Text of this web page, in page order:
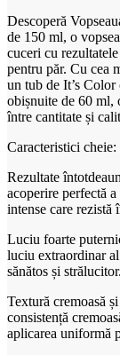
Descoperă
de 150 ml, o
cuceri cu
pentru păr. Cu cea
un tub de It’s
obișnuite de 60 ml,
între cantitate și
Caracteristici cheie:
Rezultate
acoperire perfectă
intense care rezistă
Luciu foarte
luciu extraordinar
sănătos și strălucitor.
Textură cremoasă
consistență
aplicarea uniformă